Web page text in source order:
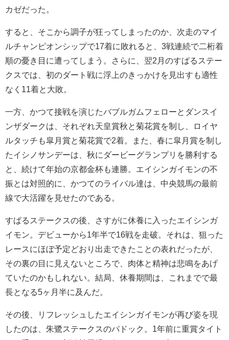
カゼだった。
すると、そこから調子が狂ってしまったのか、次走のマイ
ルチャンピオンシップで17着に敗れると、3戦連続で二桁着
順の憂き目に遭ってしまう。さらに、翌2月のすばるステー
クスでは、初のダート戦に浮上のきっかけを見出すも適性
なく11着と大敗。
一方、かつて接戦を演じたバブルガムフェローとダンスイ
ンザダークは、それぞれ天皇賞秋と菊花賞を制し、ロイヤ
ルタッチも皐月賞と菊花賞で2着。また、春に皐月賞を制し
たイシノサンデーは、秋にダービーグランプリを勝利する
と、続けて年始の京都金杯も連勝。エイシンガイモンの不
振とは対照的に、かつてのライバル達は、中央競馬の最前
線で大活躍を見せたのである。
すばるステークスの後、さすがに休養に入ったエイシンガ
イモン。デビューから1年半で16戦を走破。それは、狙った
レースにほぼ予定どおり出走できたことの表れだったが、
その裏の目に見えないところで、肉体と精神は悲鳴をあげ
ていたのかもしれない。結局、休養期間は、これまでで最
長となる5ヶ月半に及んだ。
その後、リフレッシュしたエイシンガイモンが再び姿を現
したのは、朱鷺ステークスのパドック。1年前に重賞タイト